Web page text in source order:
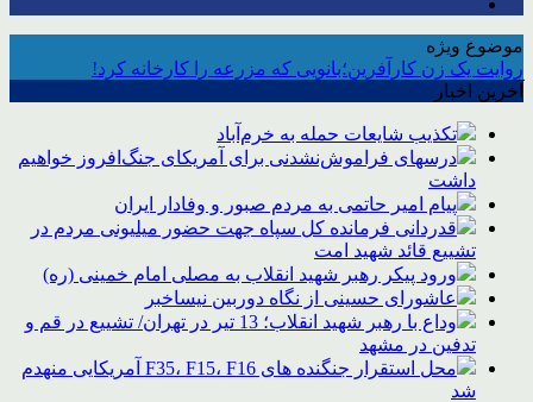
موضوع ویژه
روایت یک زن کارآفرین؛بانویی که مزرعه را کارخانه کرد!
آخرین اخبار
تکذیب شایعات حمله به خرم‌آباد
درسهای فراموش‌نشدنی برای آمریکای جنگ‌افروز خواهیم
داشت
پیام امیر حاتمی به مردم صبور و وفادار ایران
قدردانی فرمانده کل سپاه جهت حضور میلیونی مردم در
تشییع قائد شهید امت
ورود پیکر رهبر شهید انقلاب به مصلی امام خمینی (ره)
عاشورای حسینی از نگاه دوربین نیساخبر
وداع با رهبر شهید انقلاب؛ 13 تیر در تهران/ تشییع در قم و
تدفین در مشهد
محل استقرار جنگنده های F35، F15، F16 آمریکایی منهدم
شد